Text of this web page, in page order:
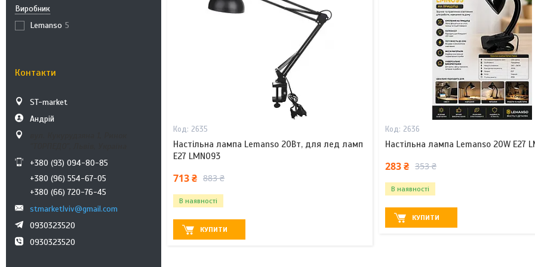
Виробник
Lemanso 5
Контакти
ST-market
Андрій
+380 (93) 094-80-85
+380 (96) 554-67-05
+380 (66) 720-76-45
stmarketlviv@gmail.com
0930323520
0930323520
2635
Настільна лампа Lemanso 20Вт, для лед ламп
E27 LMN093
713 ₴ 883 ₴
В наявності
КУПИТИ
2636
Настільна лампа Lemanso 20W E27
283 ₴ 353 ₴
В наявності
КУПИТИ